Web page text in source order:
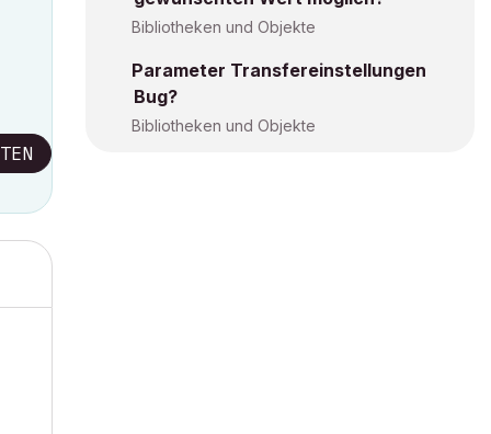
Bibliotheken und Objekte
Parameter Transfereinstellungen
Bug?
Bibliotheken und Objekte